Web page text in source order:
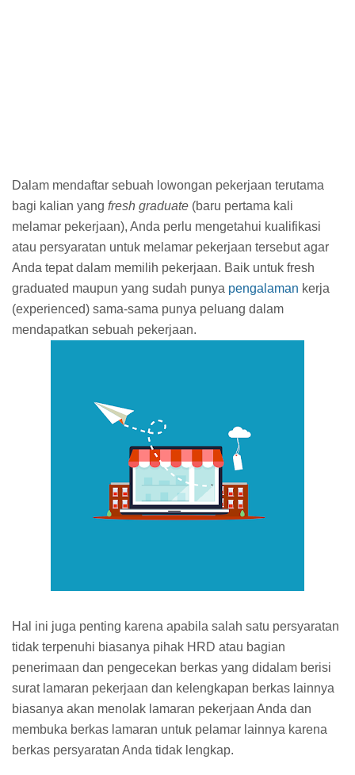
Dalam mendaftar sebuah lowongan pekerjaan terutama
bagi kalian yang fresh graduate (baru pertama kali
melamar pekerjaan), Anda perlu mengetahui kualifikasi
atau persyaratan untuk melamar pekerjaan tersebut agar
Anda tepat dalam memilih pekerjaan. Baik untuk fresh
graduated maupun yang sudah punya pengalaman kerja
(experienced) sama-sama punya peluang dalam
mendapatkan sebuah pekerjaan.
Hal ini juga penting karena apabila salah satu persyaratan
tidak terpenuhi biasanya pihak HRD atau bagian
penerimaan dan pengecekan berkas yang didalam berisi
surat lamaran pekerjaan dan kelengkapan berkas lainnya
biasanya akan menolak lamaran pekerjaan Anda dan
membuka berkas lamaran untuk pelamar lainnya karena
berkas persyaratan Anda tidak lengkap.